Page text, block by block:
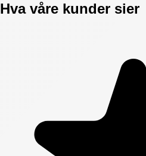
Hva våre kunder sier